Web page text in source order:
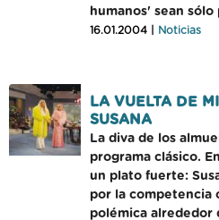
humanos' sean
16.01.2004 | Noticias
LA VUELTA DE
SUSANA
La diva de los
programa clásico.
un plato fuerte:
por la competencia
polémica alrededor